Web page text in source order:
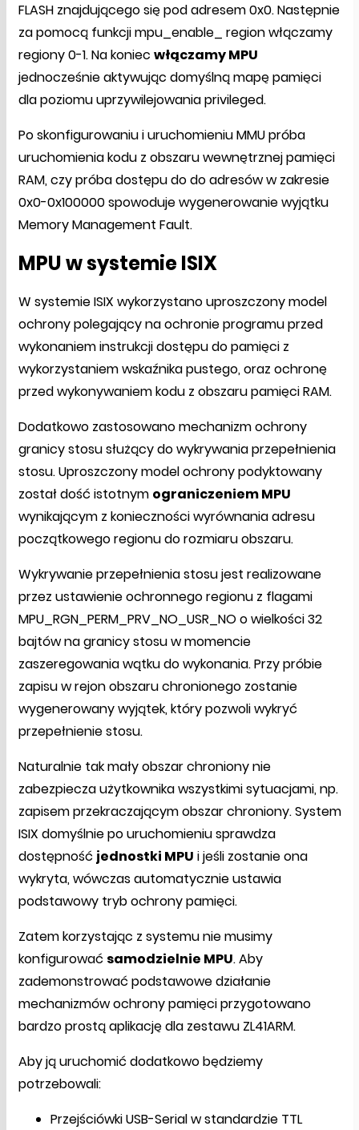
FLASH znajdującego się pod adresem 0x0. Następnie
za pomocą funkcji mpu_enable_ region włączamy
regiony 0-1. Na koniec włączamy MPU
jednocześnie aktywując domyślną mapę pamięci
dla poziomu uprzywilejowania privileged.
Po skonfigurowaniu i uruchomieniu MMU próba
uruchomienia kodu z obszaru wewnętrznej pamięci
RAM, czy próba dostępu do do adresów w zakresie
0x0-0x100000 spowoduje wygenerowanie wyjątku
Memory Management Fault.
MPU w systemie ISIX
W systemie ISIX wykorzystano uproszczony model
ochrony polegający na ochronie programu przed
wykonaniem instrukcji dostępu do pamięci z
wykorzystaniem wskaźnika pustego, oraz ochronę
przed wykonywaniem kodu z obszaru pamięci RAM.
Dodatkowo zastosowano mechanizm ochrony
granicy stosu służący do wykrywania przepełnienia
stosu. Uproszczony model ochrony podyktowany
został dość istotnym ograniczeniem MPU
wynikającym z konieczności wyrównania adresu
początkowego regionu do rozmiaru obszaru.
Wykrywanie przepełnienia stosu jest realizowane
przez ustawienie ochronnego regionu z flagami
MPU_RGN_PERM_PRV_NO_USR_NO o wielkości 32
bajtów na granicy stosu w momencie
zaszeregowania wątku do wykonania. Przy próbie
zapisu w rejon obszaru chronionego zostanie
wygenerowany wyjątek, który pozwoli wykryć
przepełnienie stosu.
Naturalnie tak mały obszar chroniony nie
zabezpiecza użytkownika wszystkimi sytuacjami, np.
zapisem przekraczającym obszar chroniony. System
ISIX domyślnie po uruchomieniu sprawdza
dostępność jednostki MPU i jeśli zostanie ona
wykryta, wówczas automatycznie ustawia
podstawowy tryb ochrony pamięci.
Zatem korzystając z systemu nie musimy
konfigurować samodzielnie MPU. Aby
zademonstrować podstawowe działanie
mechanizmów ochrony pamięci przygotowano
bardzo prostą aplikację dla zestawu ZL41ARM.
Aby ją uruchomić dodatkowo będziemy
potrzebowali:
Przejściówki USB-Serial w standardzie TTL